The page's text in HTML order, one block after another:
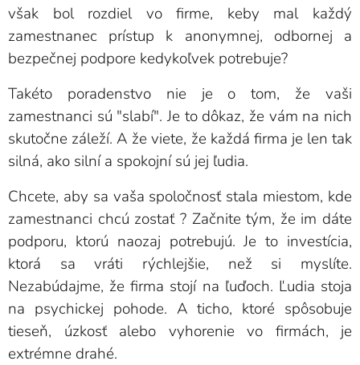
však bol rozdiel vo firme, keby mal každý
zamestnanec prístup k anonymnej, odbornej a
bezpečnej podpore kedykoľvek potrebuje?
Takéto poradenstvo nie je o tom, že vaši
zamestnanci sú "slabí". Je to dôkaz, že vám na nich
skutočne záleží. A že viete, že každá firma je len tak
silná, ako silní a spokojní sú jej ľudia.
Chcete, aby sa vaša spoločnosť stala miestom, kde
zamestnanci chcú zostať ? Začnite tým, že im dáte
podporu, ktorú naozaj potrebujú. Je to investícia,
ktorá sa vráti rýchlejšie, než si myslíte.
Nezabúdajme, že firma stojí na ľuďoch. Ľudia stoja
na psychickej pohode. A ticho, ktoré spôsobuje
tieseň, úzkosť alebo vyhorenie vo firmách, je
extrémne drahé.